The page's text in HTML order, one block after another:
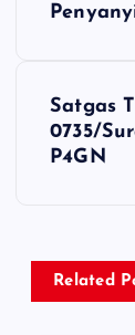
v
Satgas
0735/
P4GN
Related